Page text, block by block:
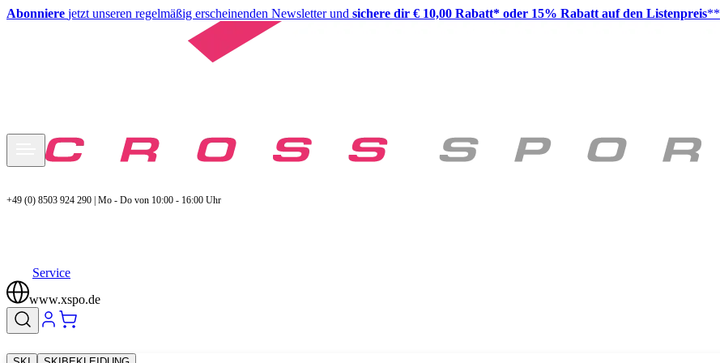
Abonniere jetzt unseren regelmäßig erscheinenden Newsletter und sichere dir € 10,00 Rabatt* oder 15% Rabatt auf den Listenpreis**
+49 (0) 8503 924 290 | Mo - Do von 10:00 - 16:00 Uhr
Service
www.xspo.de